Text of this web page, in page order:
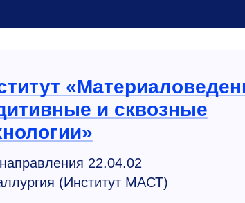
и сквозные
22.04.02
(Институт МАСТ)